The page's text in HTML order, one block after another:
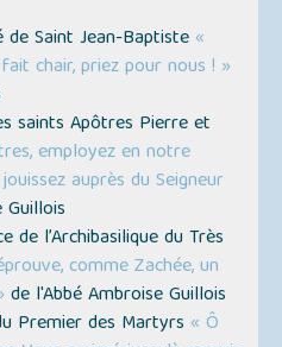
Saint Jean-Baptiste «
chair, priez pour nous ! »
saints Apôtres Pierre et
employez en notre
auprès du Seigneur
l’Archibasilique du Très
comme Zachée, un
de l'Abbé Ambroise Guillois
Premier des Martyrs « Ô